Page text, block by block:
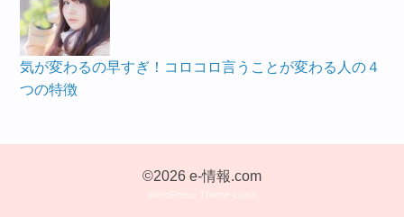
気が変わるの早すぎ！コロコロ言うことが変わる人の４
つの特徴
©2026 e-情報.com